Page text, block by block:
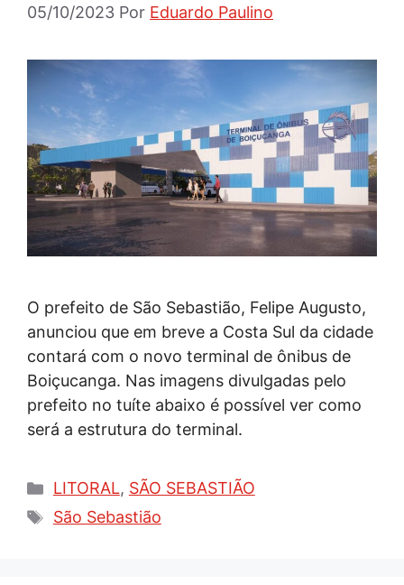
05/10/2023 Por Eduardo Paulino
O prefeito de São Sebastião, Felipe Augusto,
anunciou que em breve a Costa Sul da cidade
contará com o novo terminal de ônibus de
Boiçucanga. Nas imagens divulgadas pelo
prefeito no tuíte abaixo é possível ver como
será a estrutura do terminal.
Categorias
LITORAL, SÃO SEBASTIÃO
Tags
São Sebastião